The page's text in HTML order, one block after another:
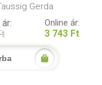
Gerda
Online ár:
3 743 Ft